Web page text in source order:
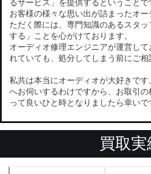
るサービス」を提供するということで
お客様の様々な思い出が詰まったオ
ただく際には、専門知識のあるスタ
する」ことを心がけております。
オーディオ修理エンジニアが運営し
れていても、処分してしまう前にご相
私共は本当にオーディオが大好きで
へお伺いするわけですから、お取引
って良いひと時となりましたら幸いで
買取実